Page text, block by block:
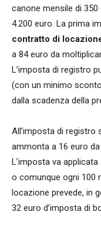
canone mensile di
4.200 euro. La prima
contratto di
a 84 euro da
L’imposta di registro
(con un minimo
dalla scadenza della
All’imposta di registro
ammonta a 16 euro
L’imposta va
o comunque ogni 100
locazione prevede, in
32 euro d’imposta di